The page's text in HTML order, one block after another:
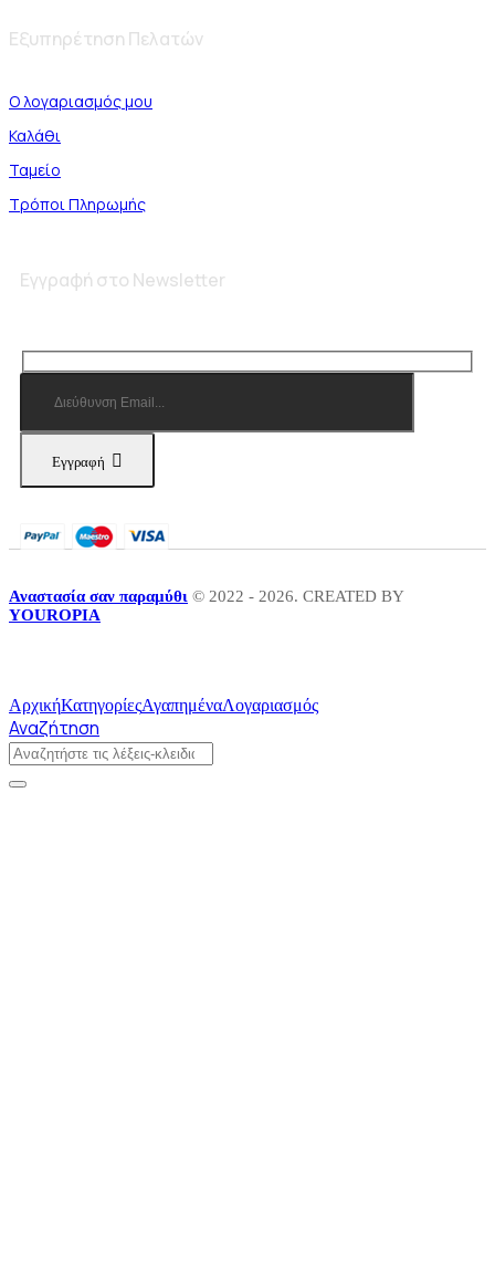
Εξυπηρέτηση Πελατών
Ο λογαριασμός μου
Καλάθι
Ταμείο
Τρόποι Πληρωμής
Εγγραφή στο Newsletter
Εγγραφή
Αναστασία σαν παραμύθι © 2022 - 2026. CREATED BY
YOUROPIA
ΑρχικήΚατηγορίεςΑγαπημέναΛογαριασμός
Αναζήτηση